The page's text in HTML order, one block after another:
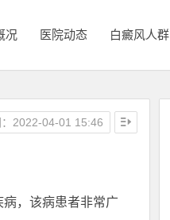
况 医院动态 白癜风人群
：2022-04-01 15:46
，该病患者非常广